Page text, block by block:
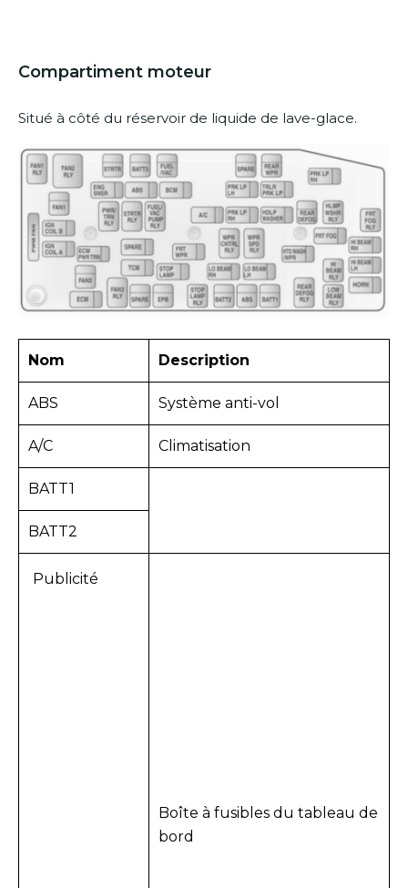
Compartiment moteur
Situé à côté du réservoir de liquide de lave-glace.
Nom Description
ABS Système anti-vol
A/C Climatisation
BATT1
Boîte à fusibles du tableau de
bord
BATT2
Publicité